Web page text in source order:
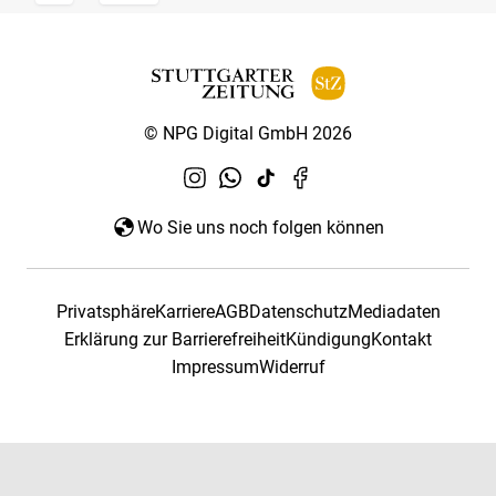
© NPG Digital GmbH 2026
Wo Sie uns noch folgen können
PrivatsphäreKarriereAGBDatenschutzMediadaten
Erklärung zur BarrierefreiheitKündigungKontakt
ImpressumWiderruf